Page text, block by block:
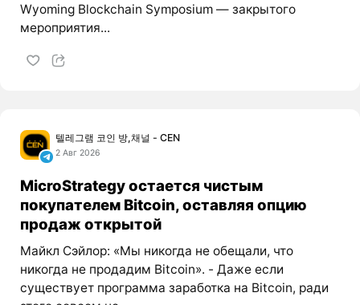
Wyoming Blockchain Symposium — закрытого
мероприятия...
텔레그램 코인 방,채널 - CEN
2 Авг 2026
MicroStrategy остается чистым
покупателем Bitcoin, оставляя опцию
продаж открытой
Майкл Сэйлор: «Мы никогда не обещали, что
никогда не продадим Bitcoin». - Даже если
существует программа заработка на Bitcoin, ради